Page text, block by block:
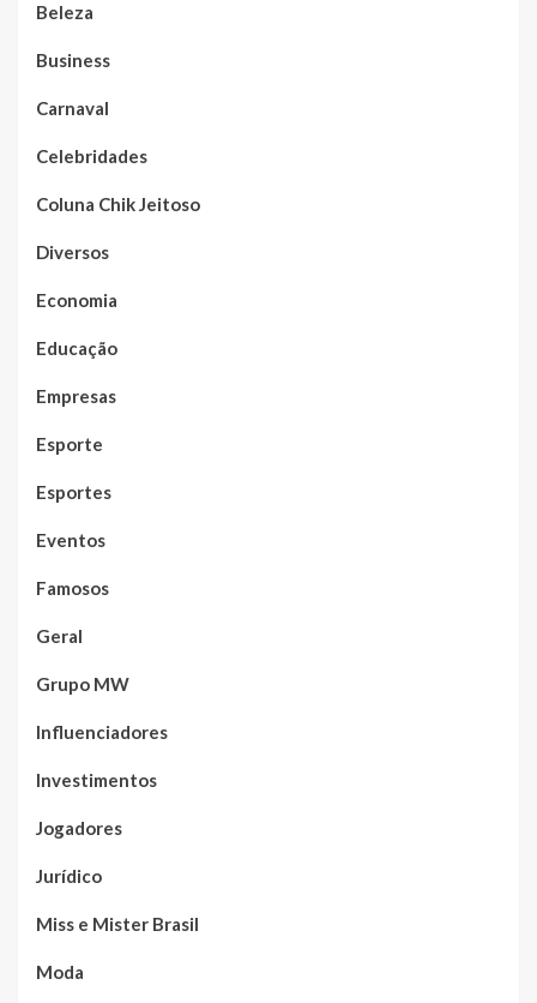
Beleza
Business
Carnaval
Celebridades
Coluna Chik Jeitoso
Diversos
Economia
Educação
Empresas
Esporte
Esportes
Eventos
Famosos
Geral
Grupo MW
Influenciadores
Investimentos
Jogadores
Jurídico
Miss e Mister Brasil
Moda